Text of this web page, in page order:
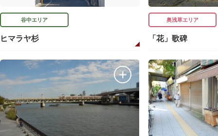
谷中エリア
ヒマラヤ杉
奥浅草エリア
「花」歌碑